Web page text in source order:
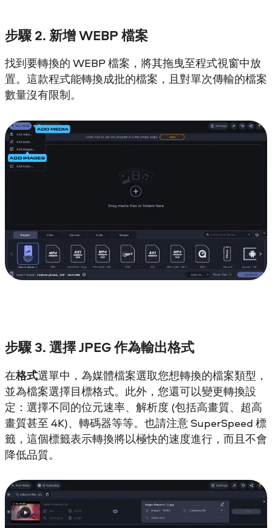
步驟 2. 新增 WEBP 檔案
找到要轉換的 WEBP 檔案，將其拖曳至程式視窗中放
置。這款程式能轉換成批的檔案，且對單次傳輸的檔案
數量沒有限制。
步驟 3. 選擇 JPEG 作為輸出格式
在格式選單中，為媒體檔案選取您想轉換的檔案類型，
並為檔案選擇目標格式。此外，您還可以變更轉換設
定：選擇不同的位元速率、解析度 (包括高畫質、超高
畫質甚至 4K)、轉碼器等等。也請注意 SuperSpeed 標
籤，這個標籤表示轉換將以極快的速度進行，而且不會
降低品質。